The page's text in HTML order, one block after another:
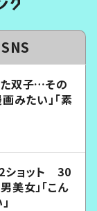
SNS
双子…その
みたい」「素
ショット 30
美女」「こん